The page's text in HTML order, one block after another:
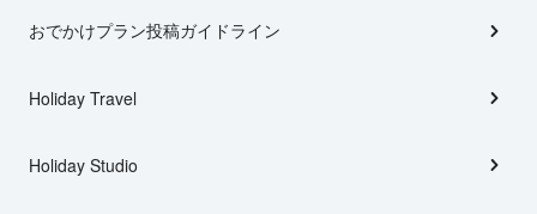
おでかけプラン投稿ガイドライン
Holiday Travel
Holiday Studio